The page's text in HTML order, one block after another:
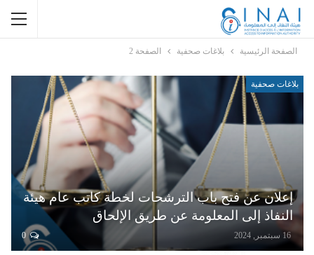
الصفحة الرئيسية بلاغات صحفية الصفحة 2
بلاغات صحفية
إعلان عن فتح باب الترشحات لخطة كاتب عام هيئة
النفاذ إلى المعلومة عن طريق الإلحاق
16 سبتمبر, 2024